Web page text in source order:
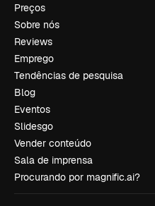
Preços
Sobre nós
Reviews
Emprego
Tendências de pesquisa
Blog
Eventos
Slidesgo
Vender conteúdo
Sala de imprensa
Procurando por magnific.ai?